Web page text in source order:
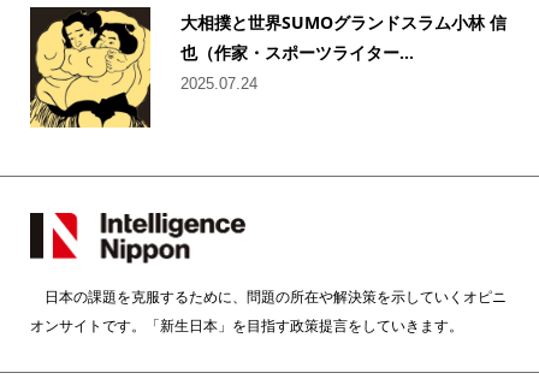
大相撲と世界SUMOグランドスラム小林 信
也（作家・スポーツライター...
2025.07.24
日本の課題を克服するために、問題の所在や解決策を示していくオピニ
オンサイトです。「新生日本」を目指す政策提言をしていきます。